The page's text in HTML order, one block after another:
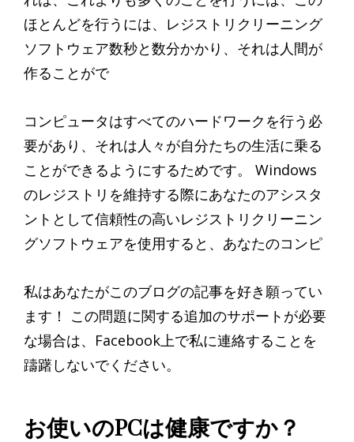
ほとんどを行うには、レジストリクリーニング
ソフトウェア数秒と数分かかり、それは人間が
作ることがで
コンピュータはすべてのハードワークを行う必
要があり、それは人々が自分たちの生活に乗る
ことができるようにするためです。 Windows
のレジストリを維持する際にあなたのアシスタ
ントとして信頼性の高いレジストリクリーニン
グソフトウェアを使用すると、あなたのコンピ
私はあなたがこのブログの記事を好き願ってい
ます！ この問題に関する追加のサポートが必要
な場合は、Facebook上で私に連絡することを
躊躇しないでください。
お使いのPCは健康ですか？